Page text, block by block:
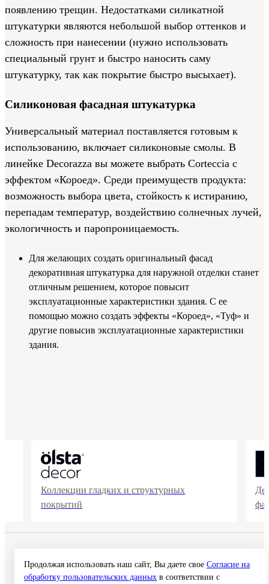
появлению трещин. Недостатками силикатной
штукатурки являются небольшой выбор оттенков и
сложность при нанесении (нужно использовать
специальный грунт и быстро наносить саму
штукатурку, так как покрытие быстро высыхает).
Силиконовая фасадная штукатурка
Универсальный материал поставляется готовым к
использованию, включает силиконовые смолы. В
линейке Decorazza вы можете выбрать Corteccia с
эффектом «Короед». Среди преимуществ продукта:
возможность выбора цвета, стойкость к истиранию,
перепадам температур, воздействию солнечных лучей,
экологичность и паропроницаемость.
Для желающих создать оригинальный фасад
декоративная штукатурка для наружной отделки станет
отличным решением, которое повысит
эксплуатационные характеристики здания. С ее
помощью можно создать эффекты «Короед», «Туф» и
другие повысив эксплуатационные характеристики
здания.
Коллекции гладких и структурных
покрытий
Политика конфиденциальности
Согласие на обработку персональных данных
Публичная оферта
Продолжая использовать наш сайт, Вы даете свое Согласие на
обработку пользовательских данных в соответствии с